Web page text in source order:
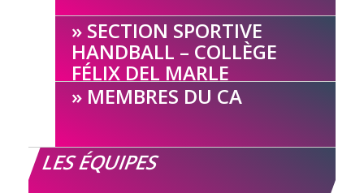
SECTION SPORTIVE
HANDBALL – COLLÈGE
FÉLIX DEL MARLE
MEMBRES DU CA
LES ÉQUIPES